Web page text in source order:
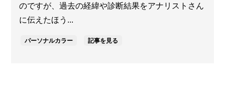
のですが、過去の経緯や診断結果をアナリストさん
に伝えたほう...
パーソナルカラー 記事を見る